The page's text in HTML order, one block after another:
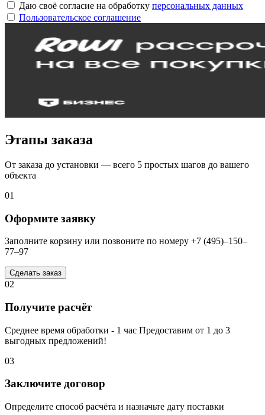
Даю своё согласие на обработку персональных данных
Пользовательское соглашение
Этапы заказа
От заказа до установки — всего 5 простых шагов до вашего
объекта
01
Оформите заявку
Заполните корзину или позвоните по номеру +7 (495)–150–
77–97
Сделать заказ
02
Получите расчёт
Среднее время обработки - 1 час Предоставим от 1 до 3
выгодных предложений!
03
Заключите договор
Определите способ расчёта и назначьте дату поставки